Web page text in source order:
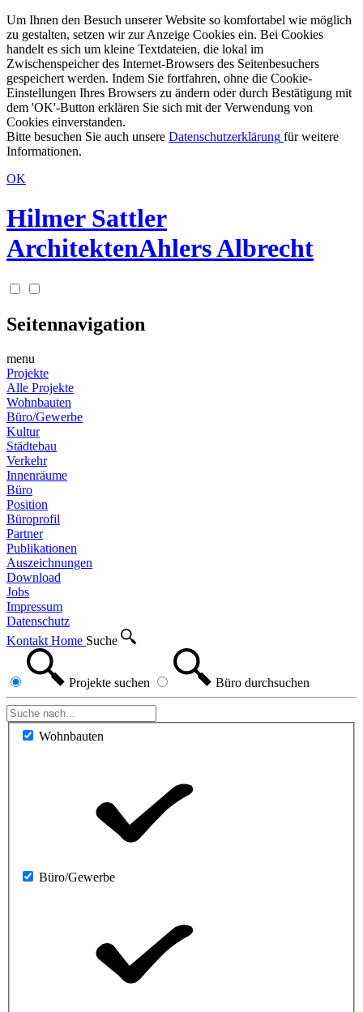
Um Ihnen den Besuch unserer Website so komfortabel wie möglich
zu gestalten, setzen wir zur Anzeige Cookies ein. Bei Cookies
handelt es sich um kleine Textdateien, die lokal im
Zwischenspeicher des Internet-Browsers des Seitenbesuchers
gespeichert werden. Indem Sie fortfahren, ohne die Cookie-
Einstellungen Ihres Browsers zu ändern oder durch Bestätigung mit
dem 'OK'-Button erklären Sie sich mit der Verwendung von
Cookies einverstanden.
Bitte besuchen Sie auch unsere Datenschutzerklärung für weitere
Informationen.
OK
Hilmer Sattler
ArchitektenAhlers Albrecht
Seitennavigation
menu
Projekte
Alle Projekte
Wohnbauten
Büro/Gewerbe
Kultur
Städtebau
Verkehr
Innenräume
Büro
Position
Büroprofil
Partner
Publikationen
Auszeichnungen
Download
Jobs
Impressum
Datenschutz
Kontakt Home Suche
Projekte suchen Büro durchsuchen
Wohnbauten
Büro/Gewerbe